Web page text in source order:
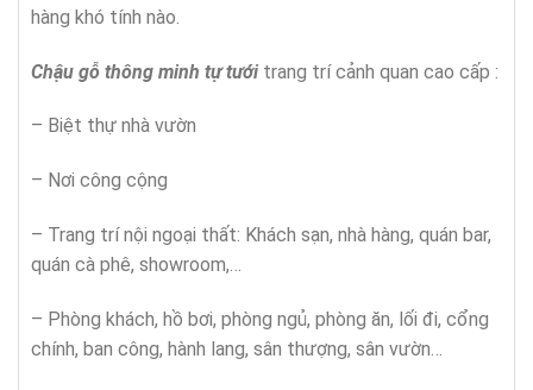
hàng khó tính nào.
Chậu gỗ thông minh tự tưới trang trí cảnh quan cao cấp :
– Biệt thự nhà vườn
– Nơi công cộng
– Trang trí nội ngoại thất: Khách sạn, nhà hàng, quán bar,
quán cà phê, showroom,…
– Phòng khách, hồ bơi, phòng ngủ, phòng ăn, lối đi, cổng
chính, ban công, hành lang, sân thượng, sân vườn…